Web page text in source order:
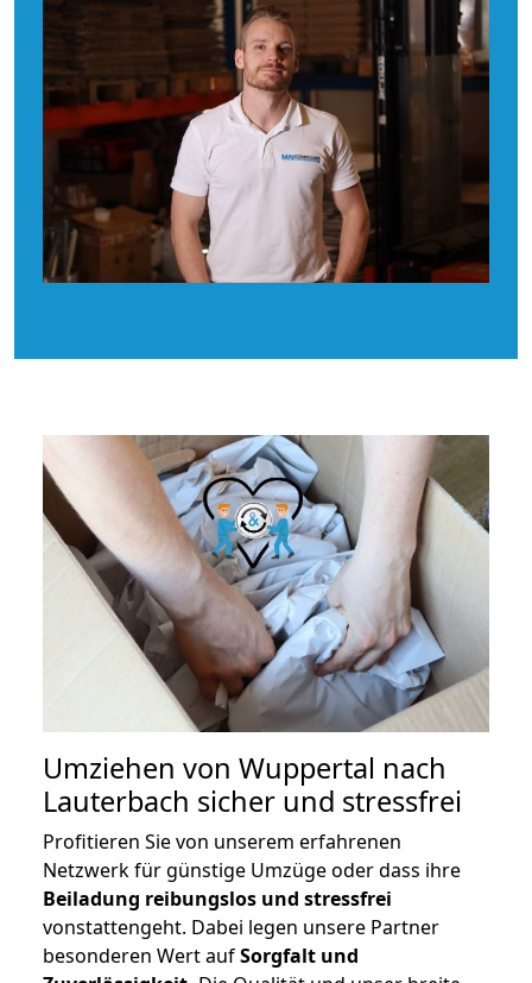
Umziehen von Wuppertal nach
Lauterbach sicher und stressfrei
Profitieren Sie von unserem erfahrenen
Netzwerk für günstige Umzüge oder dass ihre
Beiladung reibungslos und stressfrei
vonstattengeht. Dabei legen unsere Partner
besonderen Wert aufSorgfalt und